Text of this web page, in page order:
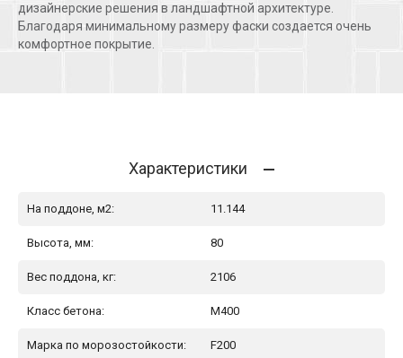
дизайнерские решения в ландшафтной архитектуре.
Благодаря минимальному размеру фаски создается очень
комфортное покрытие.
Характеристики
На поддоне, м2: 11.144
Высота, мм: 80
Вес поддона, кг: 2106
Класс бетона: М400
Марка по морозостойкости: F200